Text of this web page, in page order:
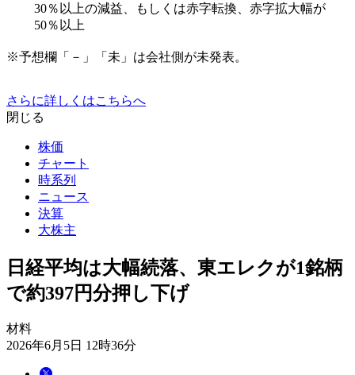
30％以上の減益、もしくは赤字転換、赤字拡大幅が
50％以上
※予想欄「－」「未」は会社側が未発表。
さらに詳しくはこちらへ
閉じる
株価
チャート
時系列
ニュース
決算
大株主
日経平均は大幅続落、東エレクが1銘柄
で約397円分押し下げ
材料
2026年6月5日 12時36分